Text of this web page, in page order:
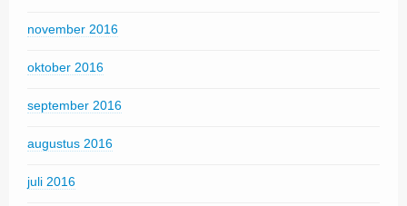
november 2016
oktober 2016
september 2016
augustus 2016
juli 2016